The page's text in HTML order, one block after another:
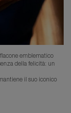
emblematico
della felicità: un
il suo iconico